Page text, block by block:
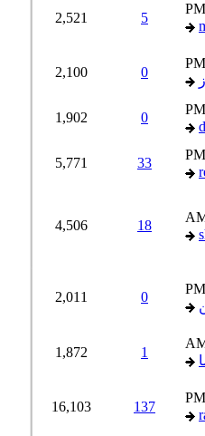
2,521
2,100
1,902
33
5,771
18
4,506
2,011
1,872
137
16,103